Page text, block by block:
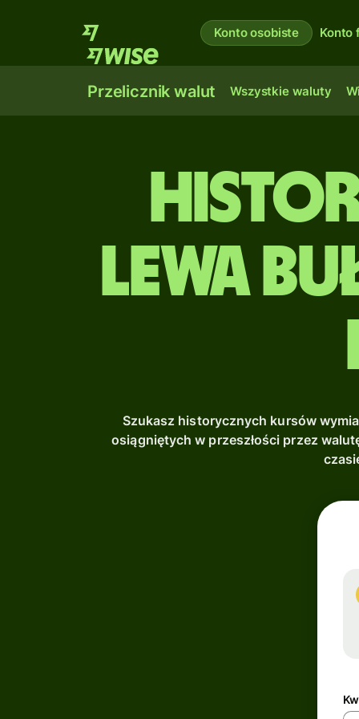
Konto osobiste Konto
Przelicznik walut Wszystkie waluty
lewa
Szukasz historycznych kursów
osiągniętych w przeszłości przez